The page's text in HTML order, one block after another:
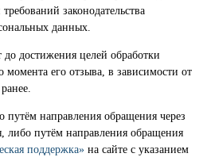
законодательства
данных.
до достижения целей обработки
его отзыва, в зависимости от
путём направления обращения через
либо путём направления обращения
поддержка» на сайте с указанием